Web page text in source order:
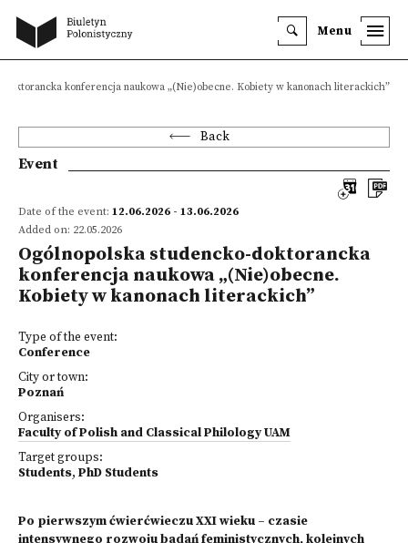
Menu
doktorancka konferencja naukowa „(Nie)obecne. Kobiety w kanonach literackich”
Back
Event
Date of the event: 12.06.2026 - 13.06.2026
Added on: 22.05.2026
Ogólnopolska studencko-doktorancka
konferencja naukowa „(Nie)obecne.
Kobiety w kanonach literackich”
Type of the event:
Conference
City or town:
Poznań
Organisers:
Faculty of Polish and Classical Philology UAM
Target groups:
Students, PhD Students
Po pierwszym ćwierćwieczu XXI wieku – czasie
intensywnego rozwoju badań feministycznych, kolejnych